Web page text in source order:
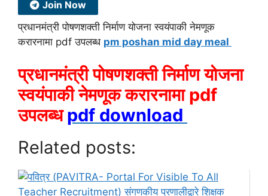
Join Now
प्रधानमंत्री पोषणशक्ती निर्माण योजना स्वयंपाकी नेमणूक
करारनामा pdf उपलब्ध pm poshan mid day meal
प्रधानमंत्री पोषणशक्ती निर्माण योजना
स्वयंपाकी नेमणूक करारनामा pdf
उपलब्धpdf download
Related posts: